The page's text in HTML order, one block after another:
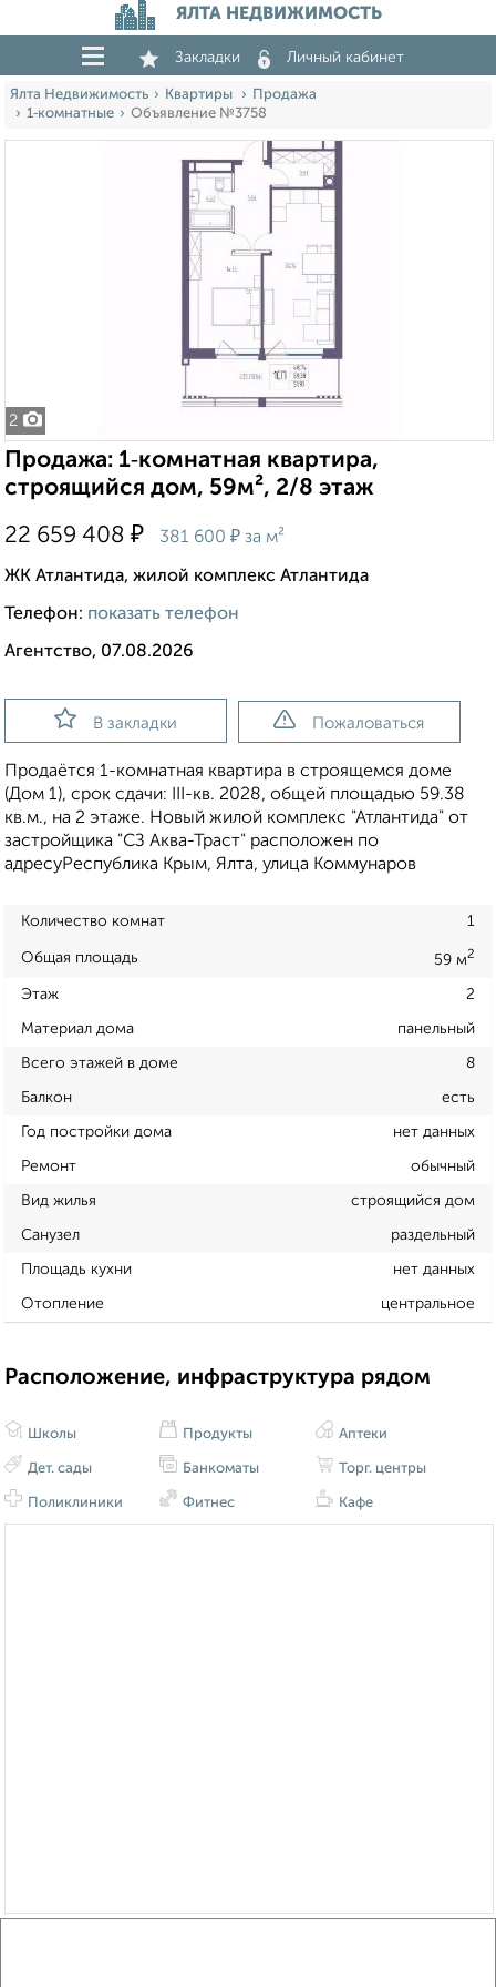
ЯЛТА НЕДВИЖИМОСТЬ
Закладки Личный кабинет
Ялта Недвижимость Квартиры
Продажа
1‑комнатные
Объявление №3758
2
Продажа: 1‑комнатная квартира,
строящийся дом, 59м², 2/8 этаж
22 659 408 ₽ 381 600 ₽ за м²
ЖК Атлантида, жилой комплекс Атлантида
Телефон: показать телефон
Агентство, 07.08.2026
В закладки Пожаловаться
Продаётся 1-комнатная квартира в строящемся доме
(Дом 1), срок сдачи: III-кв. 2028, общей площадью 59.38
кв.м., на 2 этаже. Новый жилой комплекс "Атлантида" от
застройщика "СЗ Аква-Траст" расположен по
адресуРеспублика Крым, Ялта, улица Коммунаров
Количество комнат 1
Общая площадь 59 м2
Этаж 2
Материал дома панельный
Всего этажей в доме 8
Балкон есть
Год постройки дома нет данных
Ремонт обычный
Вид жилья строящийся дом
Санузел раздельный
Площадь кухни нет данных
Отопление центральное
Расположение, инфраструктура рядом
Школы
Дет. сады
Поликлиники
Продукты
Банкоматы
Фитнес
Аптеки
Торг. центры
Кафе